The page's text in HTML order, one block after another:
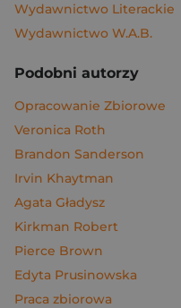
Wydawnictwo Literackie
Wydawnictwo W.A.B.
Podobni autorzy
Opracowanie Zbiorowe
Veronica Roth
Brandon Sanderson
Irvin Khaytman
Agata Gładysz
Kirkman Robert
Pierce Brown
Edyta Prusinowska
Praca zbiorowa